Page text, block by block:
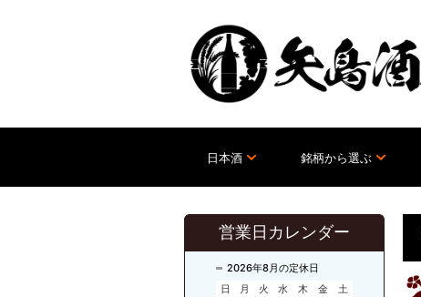
日本酒 銘柄から選ぶ
営業日カレンダー
2026年8月の定休日
日
月 火 水 木 金
土